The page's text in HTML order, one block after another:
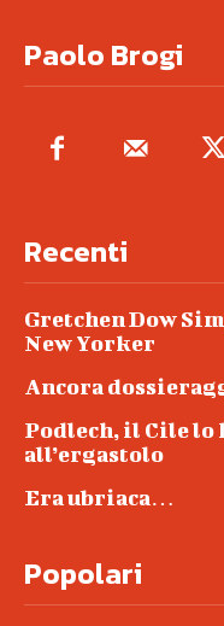
Paolo Brogi
Recenti
Gretchen Dow
New Yorker
Ancora
Podlech, il Cile lo
all’ergastolo
Era ubriaca…
Popolari